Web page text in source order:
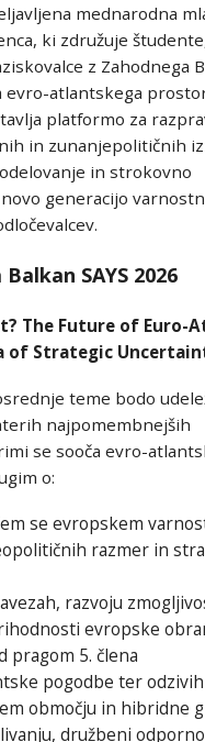
mednarodna
ki združuje
z Zahodnega
evro-atlantskega
platformo za
in zunanjepolitičnih
in strokovno
generacijo
SAYS 2026
The Future of Euro-
of Strategic
teme bodo
najpomembnejših
se sooča evro-
o:
se evropskem
razmer in
razvoju
evropske
pragom 5. člena
pogodbe ter
območju in hibridne
družbeni